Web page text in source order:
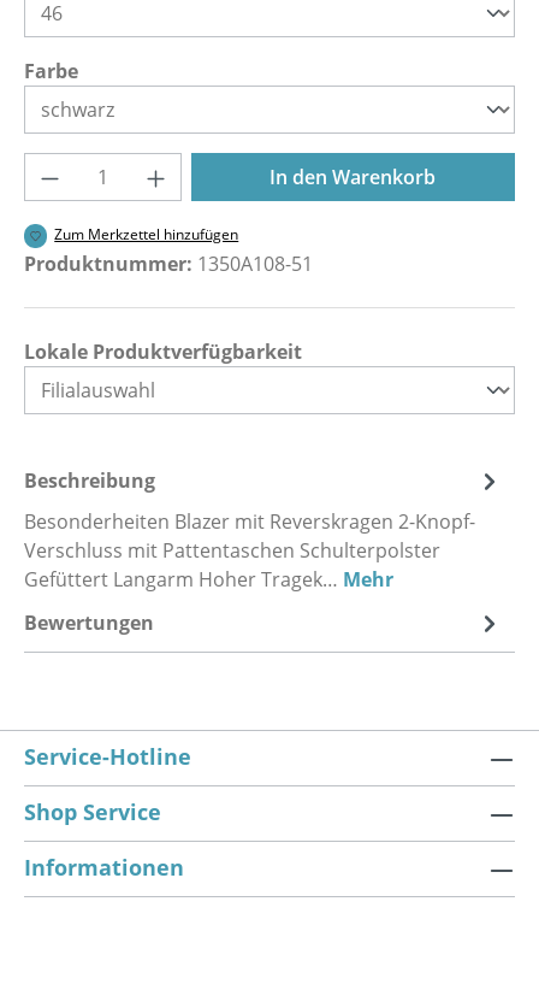
Farbeauswählen
Produkt Anzahl: Gib den gewünschten
In den Warenkorb
Zum Merkzettel hinzufügen
Produktnummer: 1350A108-51
Lokale Produktverfügbarkeit
Beschreibung
Besonderheiten Blazer mit Reverskragen 2-Knopf-
Verschluss mit Pattentaschen Schulterpolster
Gefüttert Langarm Hoher Tragek… Mehr
Bewertungen
Service-Hotline
Shop Service
Informationen